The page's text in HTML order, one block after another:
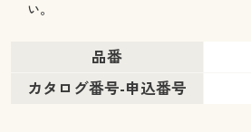
い。
品番
カタログ番号-申込番号